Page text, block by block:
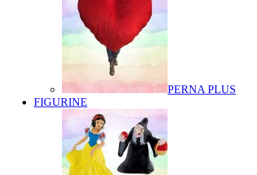
PERNA PLUS
FIGURINE